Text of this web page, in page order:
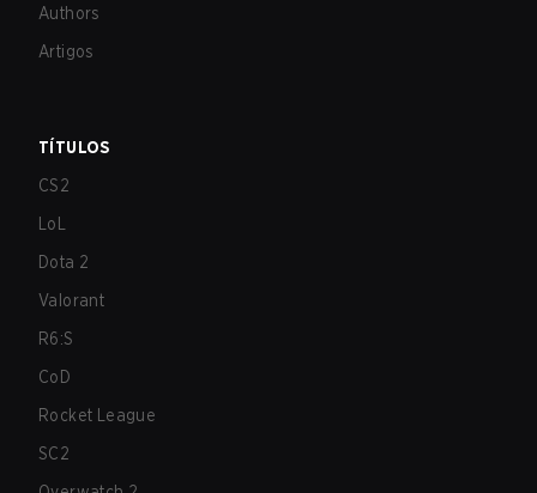
Authors
Artigos
TÍTULOS
CS2
LoL
Dota 2
Valorant
R6:S
CoD
Rocket League
SC2